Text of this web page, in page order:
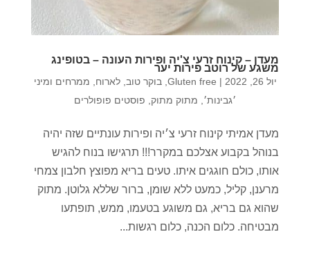
מעדן – קינוח זרעי צ'יה ופירות העונה – בטופינג
משגע של רוטב פירות יער
יול 26, 2022 |
Gluten free בוקר טוב ,לארוח
ממרחים ומיני
׳גבינות׳
מתוק מתוק פוסטים פופולרים
מעדן אמיתי קינוח זרעי צ׳יה ופירות עונתיים שזה יהיה
בנוהל בקבוע אצלכם במקרר!!! תרגישו בנוח להגיש
אותו, כולם חוגגים איתו. טעים בריא מפוצץ חלבון צמחי
מרענן, קליל, כמעט ללא שומן, ברור שללא גלוטן. מתוק
שהוא גם בריא, גם משוגע בטעמו, ממש, תופתעו
מבטיחה. כלום הכנה, כלום רגשות...